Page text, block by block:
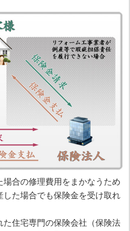
場合の修理費用をまかなうため
た場合でも保険金を受け取れ
住宅専門の保険会社（保険法